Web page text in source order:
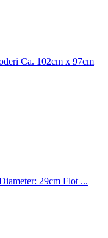
Ca. 102cm x 97cm
29cm Flot ...